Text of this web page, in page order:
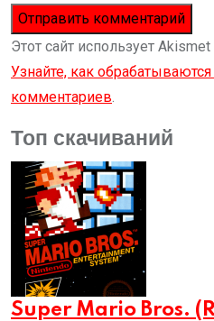
Этот сайт использует
Узнайте, как
комментариев.
Топ скачиваний
Super Mario Bros.